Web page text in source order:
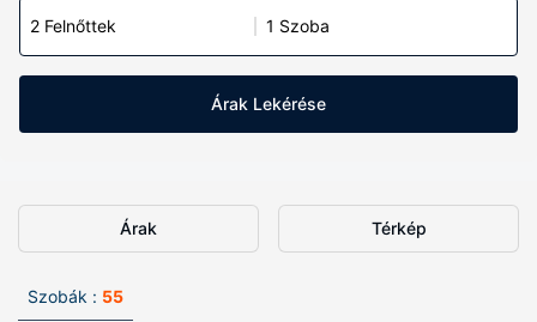
2 Felnőttek 1 Szoba
Árak Lekérése
Árak Térkép
Szobák : 55